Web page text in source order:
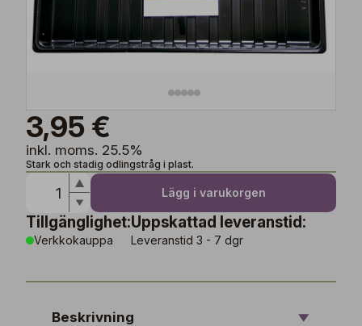
3,95 €
inkl. moms. 25.5%
Stark och stadig odlingstråg i plast.
Lägg i varukorgen
Tillgänglighet:
Verkkokauppa
Uppskattad leveranstid:
Leveranstid 3 - 7 dgr
Beskrivning